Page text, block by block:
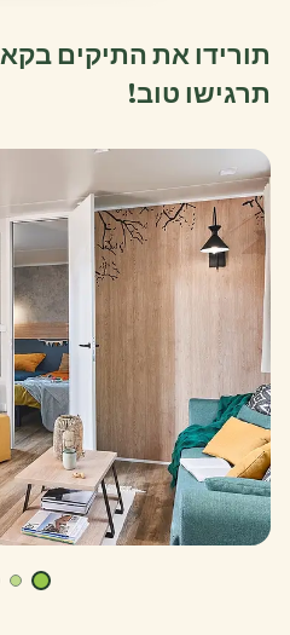
תורידו את התיקים
תרגישו טוב!